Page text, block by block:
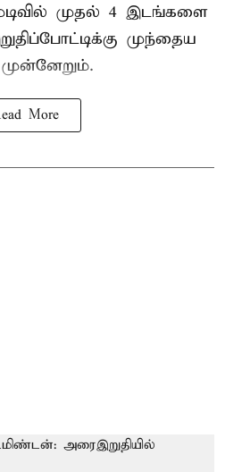
முதல் 4 இடங்களை
முந்தைய
More